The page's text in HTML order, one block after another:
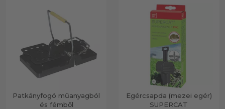
Patkányfogó műanyagból
és fémből
Egércsapda (mezei egér)
SUPERCAT